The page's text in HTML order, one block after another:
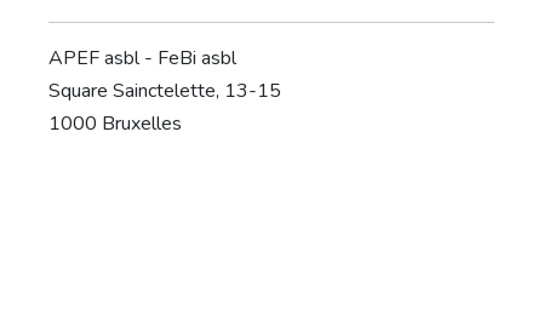
APEF asbl - FeBi asbl
Square Sainctelette, 13-15
1000 Bruxelles